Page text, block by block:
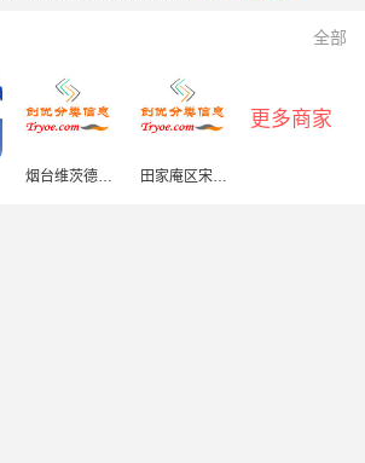
它具有哪些性质？
绩查询入口112.30.210.214/2024hncf/[2024-07-01]
平台登录www.hnk12.net
全部
烟台维茨德机
田家庵区宋氏
更多商家